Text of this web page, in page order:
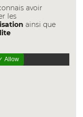
avoir
les
ainsi que
Allow